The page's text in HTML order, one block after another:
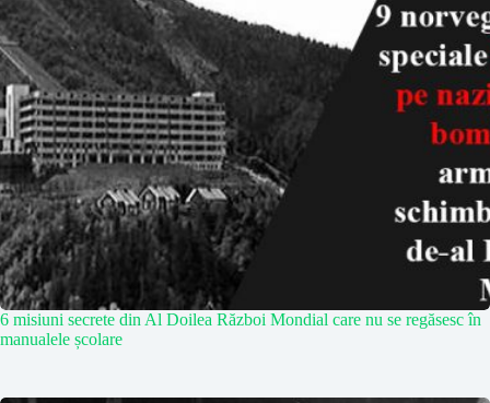
6 misiuni secrete din Al Doilea Război Mondial care nu se regăsesc în
manualele școlare